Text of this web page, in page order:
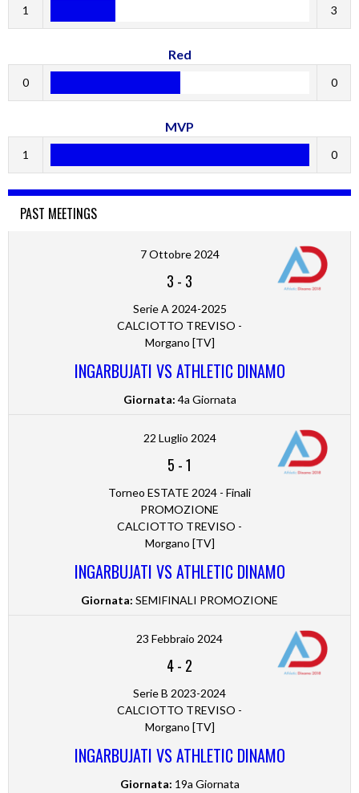
1 3
Red
0 0
MVP
1 0
PAST MEETINGS
7 Ottobre 2024
3 - 3
Serie A 2024-2025
CALCIOTTO TREVISO -
Morgano [TV]
INGARBUJATI VS ATHLETIC DINAMO
Giornata: 4a Giornata
22 Luglio 2024
5 -1
Torneo ESTATE 2024 - Finali
PROMOZIONE
CALCIOTTO TREVISO -
Morgano [TV]
INGARBUJATI VS ATHLETIC DINAMO
Giornata: SEMIFINALI PROMOZIONE
23 Febbraio 2024
4- 2
Serie B 2023-2024
CALCIOTTO TREVISO -
Morgano [TV]
INGARBUJATI VS ATHLETIC DINAMO
Giornata: 19a Giornata